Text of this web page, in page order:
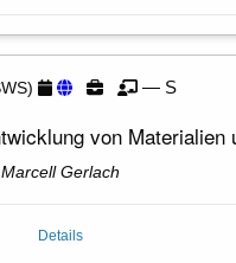
— S
von Materialien
Marcell Gerlach
Details